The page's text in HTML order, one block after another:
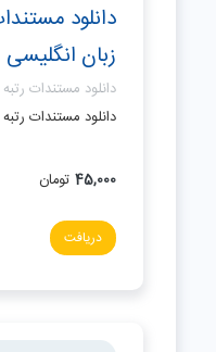
دانلود
زبان انگلیسی
دانلود مستندات
دانلود مستندات
45,000 تومان
دریافت